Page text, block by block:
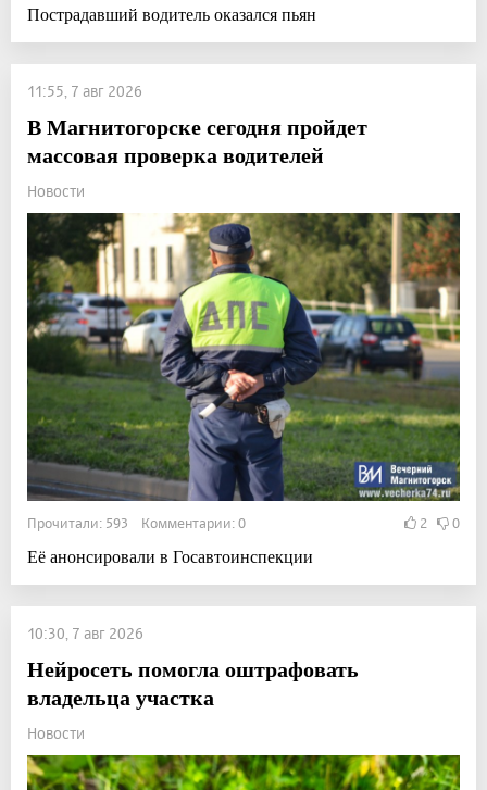
Пострадавший водитель оказался пьян
11:55, 7 авг 2026
В Магнитогорске сегодня пройдет
массовая проверка водителей
Новости
Прочитали: 593 Комментарии: 0 2 0
Её анонсировали в Госавтоинспекции
10:30, 7 авг 2026
Нейросеть помогла оштрафовать
владельца участка
Новости